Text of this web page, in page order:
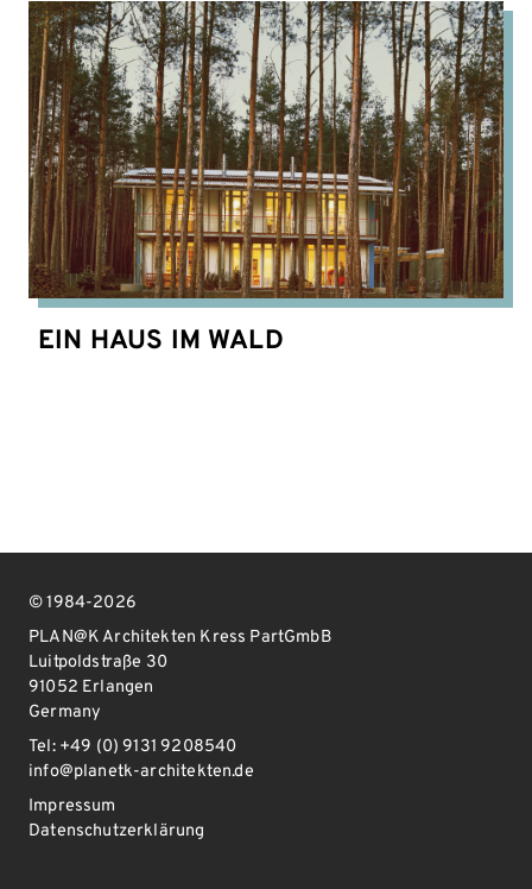
EIN HAUS IM WALD
© 1984-2026
PLAN@K Architekten Kress PartGmbB
Luitpoldstraße 30
91052 Erlangen
Germany
Tel: +49 (0) 9131 9208540
info@planetk-architekten.de
Impressum
Datenschutzerklärung